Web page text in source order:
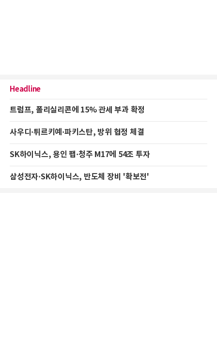
Headline
트럼프, 폴리실리콘에 15% 관세 부과 확정
사우디·튀르키예·파키스탄, 방위 협정 체결
SK하이닉스, 용인 팹·청주 M17에 54조 투자
삼성전자·SK하이닉스, 반도체 장비 '확보전'